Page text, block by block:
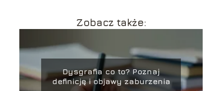
Zobacz także:
Dysgrafia co to? Poznaj
definicję i objawy zaburzenia